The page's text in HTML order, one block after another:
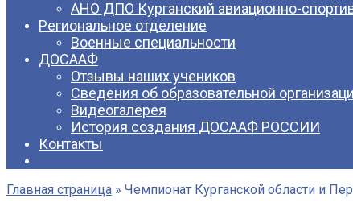
АНО ДПО Курганский авиационно-
Региональное отделение
Военные специальности
ДОСААФ
Отзывы наших учеников
Сведения об образовательной
Видеогалерея
История создания ДОСААФ РОССИИ
Контакты
Главная страница » Чемпионат Курганской области и